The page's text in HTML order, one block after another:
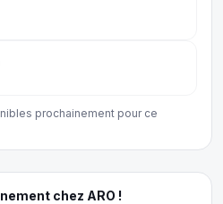
prochainement pour ce
chez ARO !